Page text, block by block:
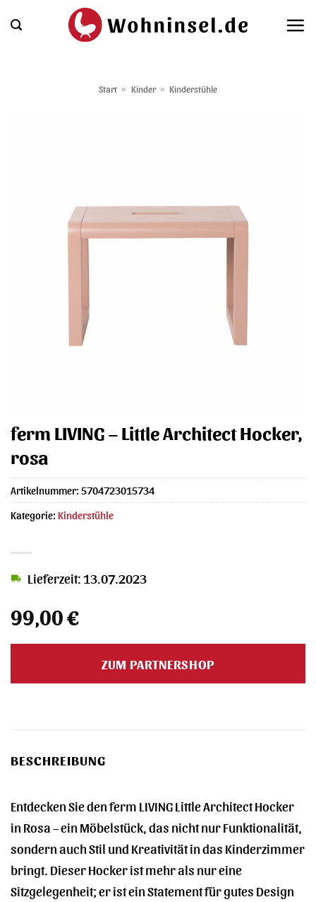
Inhalt
Start » Kinder » Kinderstühle
ferm LIVING – Little Architect Hocker,
rosa
99,00€
Lieferzeit: 13.07.2023
ZUM PARTNERSHOP
Artikelnummer: 5704723015734
Kategorie: Kinderstühle
BESCHREIBUNG
Entdecken Sie den ferm LIVING Little Architect Hocker
in Rosa – ein Möbelstück, das nicht nur Funktionalität,
sondern auch Stil und Kreativität in das Kinderzimmer
bringt. Dieser Hocker ist mehr als nur eine
Sitzgelegenheit; er ist ein Statement für gutes Design